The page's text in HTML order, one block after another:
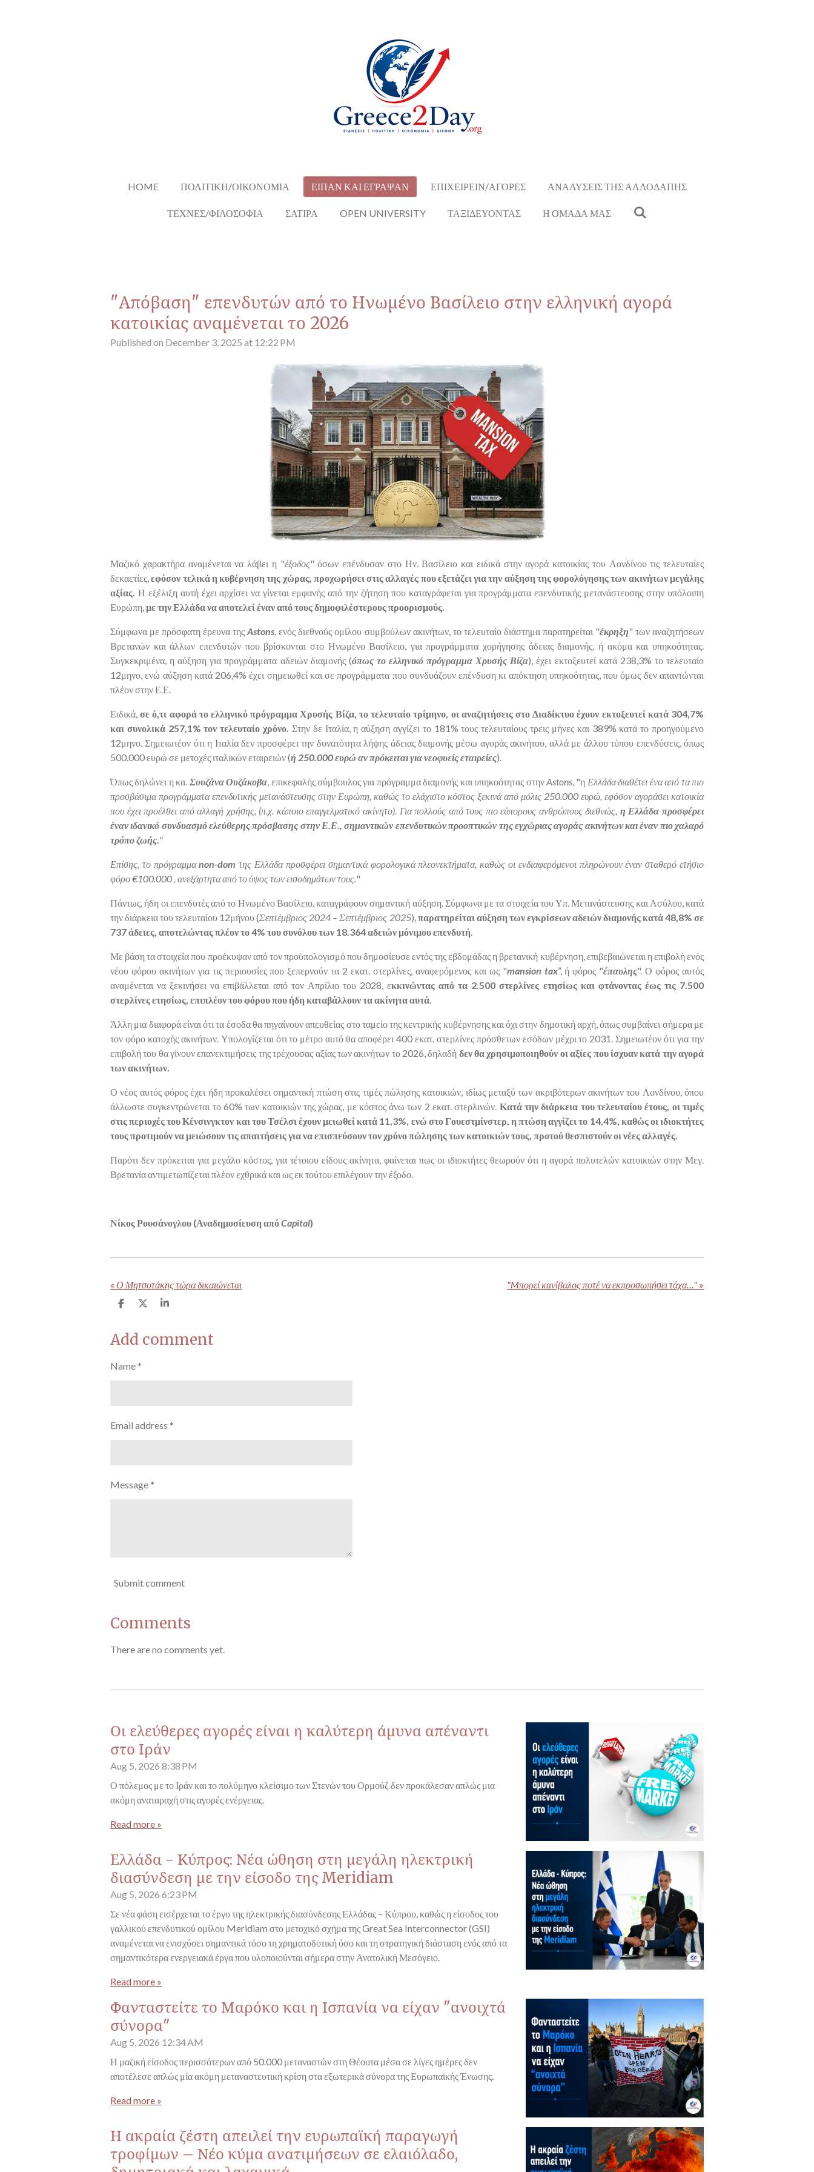
HOME ΠΟΛΙΤΙΚΗ/ΟΙΚΟΝΟΜΙΑ ΕΙΠΑΝ ΚΑΙ ΕΓΡΑΨΑΝ ΕΠΙΧΕΙΡΕΙΝ/ΑΓΟΡΕΣ ΑΝΑΛΥΣΕΙΣ ΤΗΣ ΑΛΛΟΔΑΠΗΣ
ΤΕΧΝΕΣ/ΦΙΛΟΣΟΦΙΑ ΣΑΤΙΡΑ OPEN UNIVERSITY ΤΑΞΙΔΕΥΟΝΤΑΣ Η ΟΜΑΔΑ ΜΑΣ
"Απόβαση" επενδυτών από το Ηνωμένο Βασίλειο στην ελληνική αγορά
κατοικίας αναμένεται το 2026
Published on December 3, 2025 at 12:22 PM
Μαζικό χαρακτήρα αναμένεται να λάβει η "έξοδος" όσων επένδυσαν στο Ην. Βασίλειο και ειδικά στην αγορά κατοικίας του Λονδίνου τις τελευταίες
δεκαετίες,εφόσον τελικά η κυβέρνηση της χώρας, προχωρήσει στις αλλαγές που εξετάζει για την αύξηση της φορολόγησης των ακινήτων μεγάλης
αξίας. Η εξέλιξη αυτή έχει αρχίσει να γίνεται εμφανής από την ζήτηση που καταγράφεται για προγράμματα επενδυτικής μετανάστευσης στην υπόλοιπη
Ευρώπη,με την Ελλάδα να αποτελεί έναν από τους δημοφιλέστερους προορισμούς.
Σύμφωνα με πρόσφατη έρευνα τηςAstons, ενός διεθνούς ομίλου συμβούλων ακινήτων, το τελευταίο διάστημα παρατηρείται "έκρηξη" των αναζητήσεων
Βρετανών και άλλων επενδυτών που βρίσκονται στο Ηνωμένο Βασίλειο, για προγράμματα χορήγησης άδειας διαμονής, ή ακόμα και υπηκοότητας.
Συγκεκριμένα, η αύξηση για προγράμματα αδειών διαμονής (όπως το ελληνικό πρόγραμμα Χρυσής Βίζα), έχει εκτοξευτεί κατά 238,3% το τελευταίο
12μηνο, ενώ αύξηση κατά 206,4% έχει σημειωθεί και σε προγράμματα που συνδυάζουν επένδυση κι απόκτηση υπηκοότητας, που όμως δεν απαντώνται
πλέον στην Ε.Ε.
Ειδικά,σε ό,τι αφορά το ελληνικό πρόγραμμα Χρυσής Βίζα, το τελευταίο τρίμηνο, οι αναζητήσεις στο Διαδίκτυο έχουν εκτοξευτεί κατά 304,7%
και συνολικά 257,1% τον τελευταίο χρόνο. Στην δε Ιταλία, η αύξηση αγγίζει το 181% τους τελευταίους τρεις μήνες και 389% κατά το προηγούμενο
12μηνο. Σημειωτέον ότι η Ιταλία δεν προσφέρει την δυνατότητα λήψης άδειας διαμονής μέσω αγοράς ακινήτου, αλλά με άλλου τύπου επενδύσεις, όπως
500.000 ευρώ σε μετοχές ιταλικών εταιρειών (ή 250.000 ευρώ αν πρόκειται για νεοφυείς εταιρείες).
Όπως δηλώνει η κα. Σουζάνα Ουζάκοβα, επικεφαλής σύμβουλος για πρόγραμμα διαμονής και υπηκοότητας στηνAstons, "η Ελλάδα διαθέτει ένα από τα πιο
προσβάσιμα προγράμματα επενδυτικής μετανάστευσης στην Ευρώπη, καθώς το ελάχιστο κόστος ξεκινά από μόλις 250.000 ευρώ, εφόσον αγοράσει κατοικία
που έχει προέλθει από αλλαγή χρήσης, (π.χ. κάποιο επαγγελματικό ακίνητο). Για πολλούς από τους πιο εύπορους ανθρώπους διεθνώς, η Ελλάδα προσφέρει
έναν ιδανικό συνδυασμό ελεύθερης πρόσβασης στην Ε.Ε., σημαντικών επενδυτικών προοπτικών της εγχώριας αγοράς ακινήτων και έναν πιο χαλαρό
τρόπο ζωής."
Επίσης, το πρόγραμμαnon-domτης Ελλάδα προσφέρει σημαντικά φορολογικά πλεονεκτήματα, καθώς οι ενδιαφερόμενοι πληρώνουν έναν σταθερό ετήσιο
φόρο €100.000 , ανεξάρτητα από το ύψος των εισοδημάτων τους."
Πάντως, ήδη οι επενδυτές από το Ηνωμένο Βασίλειο, καταγράφουν σημαντική αύξηση. Σύμφωνα με τα στοιχεία του Υπ. Μετανάστευσης και Ασύλου, κατά
την διάρκεια του τελευταίου 12μήνου (Σεπτέμβριος 2024 – Σεπτέμβριος 2025),παρατηρείται αύξηση των εγκρίσεων αδειών διαμονής κατά 48,8% σε
737 άδειες, αποτελώντας πλέον το 4% του συνόλου των 18.364 αδειών μόνιμου επενδυτή.
Με βάση τα στοιχεία που προέκυψαν από τον προϋπολογισμό που δημοσίευσε εντός της εβδομάδας η βρετανική κυβέρνηση, επιβεβαιώνεται η επιβολή ενός
νέου φόρου ακινήτων για τις περιουσίες που ξεπερνούν τα 2 εκατ. στερλίνες, αναφερόμενος και ως "mansion tax”, ή φόρος "έπαυλης". Ο φόρος αυτός
αναμένεται να ξεκινήσει να επιβάλλεται από τον Απρίλιο του 2028, εκκινώντας από τα 2.500 στερλίνες ετησίως και φτάνοντας έως τις 7.500
στερλίνες ετησίως, επιπλέον του φόρου που ήδη καταβάλλουν τα ακίνητα αυτά.
Άλλη μια διαφορά είναι ότι τα έσοδα θα πηγαίνουν απευθείας στο ταμείο της κεντρικής κυβέρνησης και όχι στην δημοτική αρχή, όπως συμβαίνει σήμερα με
τον φόρο κατοχής ακινήτων. Υπολογίζεται ότι το μέτρο αυτό θα αποφέρει 400 εκατ. στερλίνες πρόσθετων εσόδων μέχρι το 2031. Σημειωτέον ότι για την
επιβολή του θα γίνουν επανεκτιμήσεις της τρέχουσας αξίας των ακινήτων το 2026, δηλαδή δεν θα χρησιμοποιηθούν οι αξίες που ίσχυαν κατά την αγορά
των ακινήτων.
Ο νέος αυτός φόρος έχει ήδη προκαλέσει σημαντική πτώση στις τιμές πώλησης κατοικιών, ιδίως μεταξύ των ακριβότερων ακινήτων του Λονδίνου, όπου
άλλωστε συγκεντρώνεται το 60% των κατοικιών της χώρας, με κόστος άνω των 2 εκατ. στερλινών. Κατά την διάρκεια του τελευταίου έτους, οι τιμές
στις περιοχές του Κένσινγκτον και του Τσέλσι έχουν μειωθεί κατά 11,3%, ενώ στο Γουεστμίνστερ, η πτώση αγγίζει το 14,4%, καθώς οι ιδιοκτήτες
τους προτιμούν να μειώσουν τις απαιτήσεις για να επισπεύσουν τον χρόνο πώλησης των κατοικιών τους, προτού θεσπιστούν οι νέες αλλαγές.
Παρότι δεν πρόκειται για μεγάλο κόστος, για τέτοιου είδους ακίνητα, φαίνεται πως οι ιδιοκτήτες θεωρούν ότι η αγορά πολυτελών κατοικιών στην Μεγ.
Βρετανία αντιμετωπίζεται πλέον εχθρικά και ως εκ τούτου επιλέγουν την έξοδο.
Νίκος Ρουσάνογλου (Αναδημοσίευση απόCapital)
« Ο Μητσοτάκης τώρα δικαιώνεται "Mπορεί κανίβαλος ποτέ να εκπροσωπήσει τάχα…" »
S
r
e
S
r
e
S
r
e
Add comment
Name *
Email address *
Message *
Submit comment
Comments
There are no comments yet.
Οι ελεύθερες αγορές είναι η καλύτερη άμυνα απέναντι
στο Ιράν
Aug 5, 2026 8:38 PM
Ο πόλεμος με το Ιράν και το πολύμηνο κλείσιμο των Στενών του Ορμούζ δεν προκάλεσαν απλώς μια
ακόμη αναταραχή στις αγορές ενέργειας.
Read more »
Ελλάδα - Κύπρος: Νέα ώθηση στη μεγάλη ηλεκτρική
διασύνδεση με την είσοδο της Meridiam
Aug 5, 2026 6:23 PM
Σε νέα φάση εισέρχεται το έργο της ηλεκτρικής διασύνδεσης Ελλάδας – Κύπρου, καθώς η είσοδος του
γαλλικού επενδυτικού ομίλου Meridiam στο μετοχικό σχήμα της Great Sea Interconnector (GSI)
αναμένεται να ενισχύσει σημαντικά τόσο τη χρηματοδοτική όσο και τη στρατηγική διάσταση ενός από τα
σημαντικότερα ενεργειακά έργα που υλοποιούνται σήμερα στην Ανατολική Μεσόγειο.
Read more »
Φανταστείτε το Μαρόκο και η Ισπανία να είχαν "ανοιχτά
σύνορα"
Aug 5, 2026 12:34 AM
Η μαζική είσοδος περισσότερων από 50.000 μεταναστών στη Θέουτα μέσα σε λίγες ημέρες δεν
αποτέλεσε απλώς μία ακόμη μεταναστευτική κρίση στα εξωτερικά σύνορα της Ευρωπαϊκής Ένωσης.
Read more »
Η ακραία ζέστη απειλεί την ευρωπαϊκή παραγωγή
τροφίμων – Νέο κύμα ανατιμήσεων σε ελαιόλαδο,